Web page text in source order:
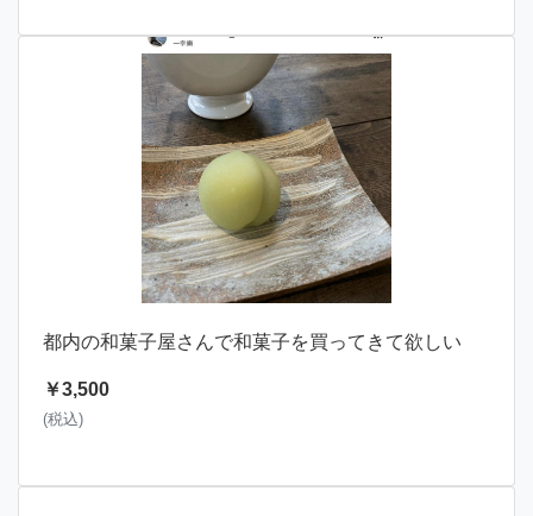
都内の和菓子屋さんで和菓子を買ってきて欲しい
￥3,500
(税込)